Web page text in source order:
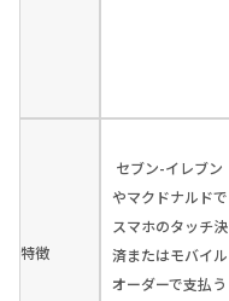
特徴
セブン-イレブン
やマクドナルドで
スマホのタッチ決
済またはモバイル
オーダーで支払う